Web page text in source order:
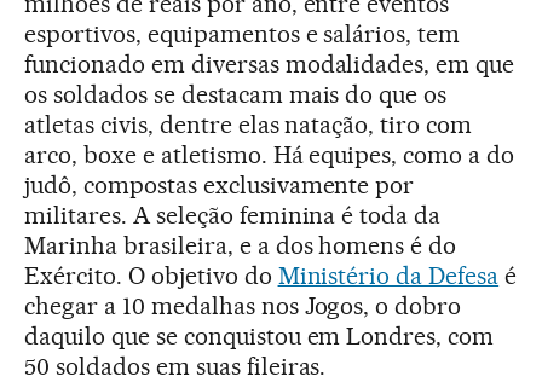
esportivos, equipamentos e salários, tem
funcionado em diversas modalidades, em que
os soldados se destacam mais do que os
atletas civis, dentre elas natação, tiro com
arco, boxe e atletismo. Há equipes, como a do
judô, compostas exclusivamente por
militares. A seleção feminina é toda da
Marinha brasileira, e a dos homens é do
Exército. O objetivo do Ministério da Defesa é
chegar a 10 medalhas nos Jogos, o dobro
daquilo que se conquistou em Londres, com
50 soldados em suas fileiras.